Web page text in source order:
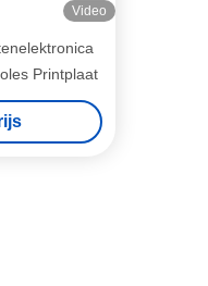
Video
Printplaat